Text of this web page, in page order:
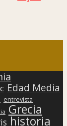
Edad Media
entrevista
Grecia
historia